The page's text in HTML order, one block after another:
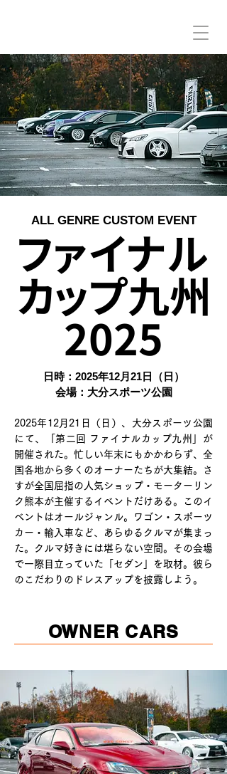
ALL GENRE CUSTOM EVENT
ファイナル
カップ九州
2025
日時：2025年12月21日（日）
会場：大分スポーツ公園
2025年12月21日（日）、大分スポーツ公園
にて、「第二回 ファイナルカップ九州」が
開催された。忙しい年末にもかかわらず、全
国各地から多くのオーナーたちが大集結。さ
すが全国屈指の人気ショップ・モーターリン
ク熊本が主催するイベントだけある。このイ
ベントはオールジャンル。ワゴン・スポーツ
カー・輸入車など、あらゆるクルマが集まっ
た。クルマ好きには堪らない空間。その会場
で一際目立っていた「セダン」を取材。彼ら
のこだわりのドレスアップを披露しよう。
OWNER CARS